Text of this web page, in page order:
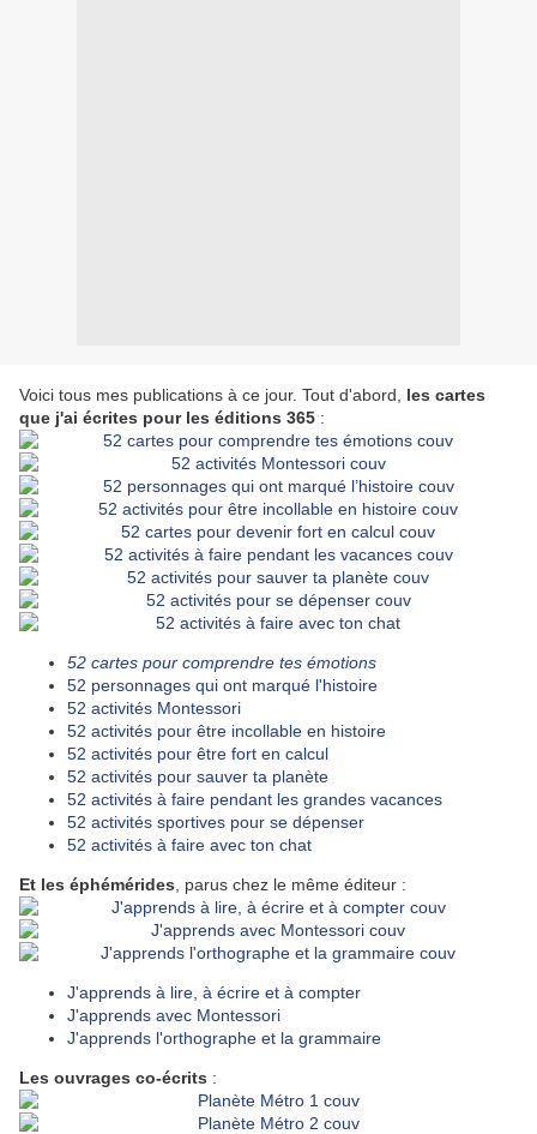
Voici tous mes publications à ce jour. Tout d'abord, les cartes
que j'ai écrites pour les éditions 365 :
52 cartes pour comprendre tes émotions
52 personnages qui ont marqué l'histoire
52 activités Montessori
52 activités pour être incollable en histoire
52 activités pour être fort en calcul
52 activités pour sauver ta planète
52 activités à faire pendant les grandes vacances
52 activités sportives pour se dépenser
52 activités à faire avec ton chat
Et les éphémérides , parus chez le même éditeur :
J'apprends à lire, à écrire et à compter
J'apprends avec Montessori
J'apprends l'orthographe et la grammaire
Les ouvrages co-écrits :